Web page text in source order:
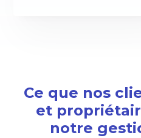
Ce que nos
et
notre